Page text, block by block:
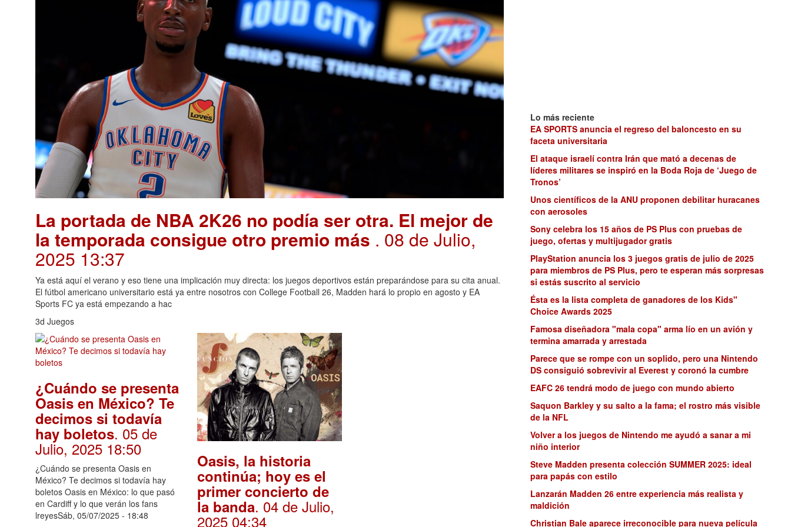
La portada de NBA 2K26 no podía ser otra. El mejor de
la temporada consigue otro premio más . 08 de Julio,
2025 13:37
Ya está aquí el verano y eso tiene una implicación muy directa: los juegos deportivos están preparándose para su cita anual.
El fútbol americano universitario está ya entre nosotros con College Football 26, Madden hará lo propio en agosto y EA
Sports FC ya está empezando a hac
3d Juegos
¿Cuándo se presenta
Oasis en México? Te
decimos si todavía
hay boletos. 05 de
Julio, 2025 18:50
¿Cuándo se presenta Oasis en
México? Te decimos si todavía hay
boletos Oasis en México: lo que pasó
en Cardiff y lo que verán los fans
lreyesSáb, 05/07/2025 - 18:48
Oasis, la historia
continúa; hoy es el
primer concierto de
la banda. 04 de Julio,
2025 04:34
Lo más reciente
EA SPORTS anuncia el regreso del baloncesto en su
faceta universitaria
El ataque israelí contra Irán que mató a decenas de
líderes militares se inspiró en la Boda Roja de ‘Juego de
Tronos’
Unos científicos de la ANU proponen debilitar huracanes
con aerosoles
Sony celebra los 15 años de PS Plus con pruebas de
juego, ofertas y multijugador gratis
PlayStation anuncia los 3 juegos gratis de julio de 2025
para miembros de PS Plus, pero te esperan más sorpresas
si estás suscrito al servicio
Ésta es la lista completa de ganadores de los Kids"
Choice Awards 2025
Famosa diseñadora "mala copa" arma lío en un avión y
termina amarrada y arrestada
Parece que se rompe con un soplido, pero una Nintendo
DS consiguió sobrevivir al Everest y coronó la cumbre
EAFC 26 tendrá modo de juego con mundo abierto
Saquon Barkley y su salto a la fama; el rostro más visible
de la NFL
Volver a los juegos de Nintendo me ayudó a sanar a mi
niño interior
Steve Madden presenta colección SUMMER 2025: ideal
para papás con estilo
Lanzarán Madden 26 entre experiencia más realista y
maldición
Christian Bale aparece irreconocible para nueva película